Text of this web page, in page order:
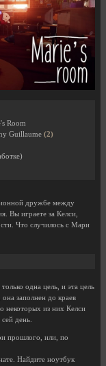
Room
Guillaume (2)
дружбе между
Вы играете за Келси,
Что случилось с Мари
одна цель, и эта цель
заполнен до краев
некоторых из них Келси
день.
прошлого, или, по
Найдите ноутбук